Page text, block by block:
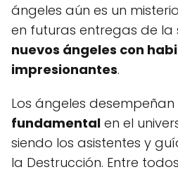
ángeles aún es un
en futuras entregas de la
nuevos ángeles con
impresionantes.
Los ángeles
fundamental en el
siendo los asistentes y
la Destrucción. Entre